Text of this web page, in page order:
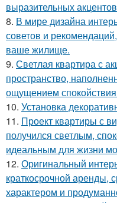
выразительных
8. В мире дизайна
советов и
ваше жилище.
9. Светлая квартира с
пространство,
ощущением
10. Установка
11. Проект квартиры с
получился светлым,
идеальным для жизни
12. Оригинальный
краткосрочной аренды,
характером и